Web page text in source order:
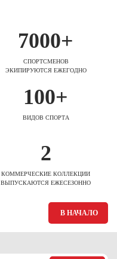
7000+
СПОРТСМЕНОВ
ЭКИПИРУЮТСЯ ЕЖЕГОДНО
100+
ВИДОВ СПОРТА
2
КОММЕРЧЕСКИЕ КОЛЛЕКЦИИ
ВЫПУСКАЮТСЯ ЕЖЕСЕЗОННО
В НАЧАЛО